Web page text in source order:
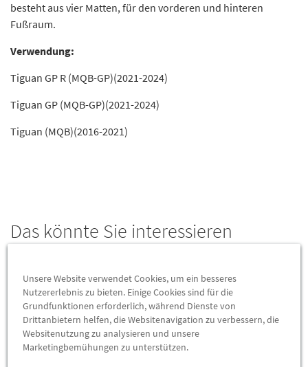
besteht aus vier Matten, für den vorderen und hinteren
Fußraum.
Verwendung:
Tiguan GP R (MQB-GP)(2021-2024)
Tiguan GP (MQB-GP)(2021-2024)
Tiguan (MQB)(2016-2021)
Das könnte Sie interessieren
Wird auch oft von Kunden gekauft
Unsere Website verwendet Cookies, um ein besseres
Nutzererlebnis zu bieten. Einige Cookies sind für die
Grundfunktionen erforderlich, während Dienste von
Drittanbietern helfen, die Websitenavigation zu verbessern, die
Websitenutzung zu analysieren und unsere
Marketingbemühungen zu unterstützen.